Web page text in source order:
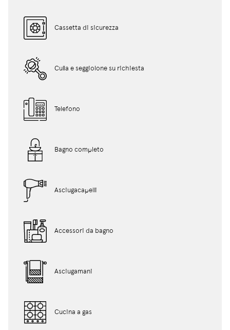
Cassetta di sicurezza
Culla e seggiolone su richiesta
Telefono
Bagno completo
Asciugacapelli
Accessori da bagno
Asciugamani
Cucina a gas